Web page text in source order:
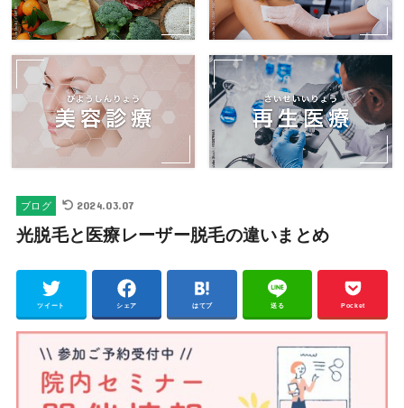
ブログ 2024.03.07
光脱毛と医療レーザー脱毛の違いまとめ
ツイート シェア はてブ 送る Pocket